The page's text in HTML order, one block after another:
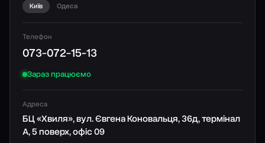
Київ
Одеса
Телефон
073-072-15-13
Зараз працюємо
Адреса
БЦ «Хвиля», вул. Євгена Коновальця, 36д, термінал
А, 5 поверх, офіс 09